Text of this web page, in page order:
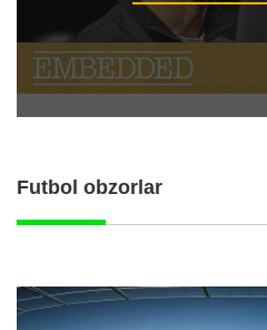
Futbol obzorlar